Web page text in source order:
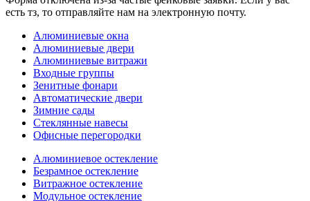
есть тз, то отправляйте нам на электронную почту.
Алюминиевые окна
Алюминиевые двери
Алюминиевые витражи
Входные группы
Зенитные фонари
Автоматические двери
Зимние сады
Стеклянные навесы
Офисные перегородки
Алюминиевое остекление
Безрамное остекление
Витражное остекление
Модульное остекление